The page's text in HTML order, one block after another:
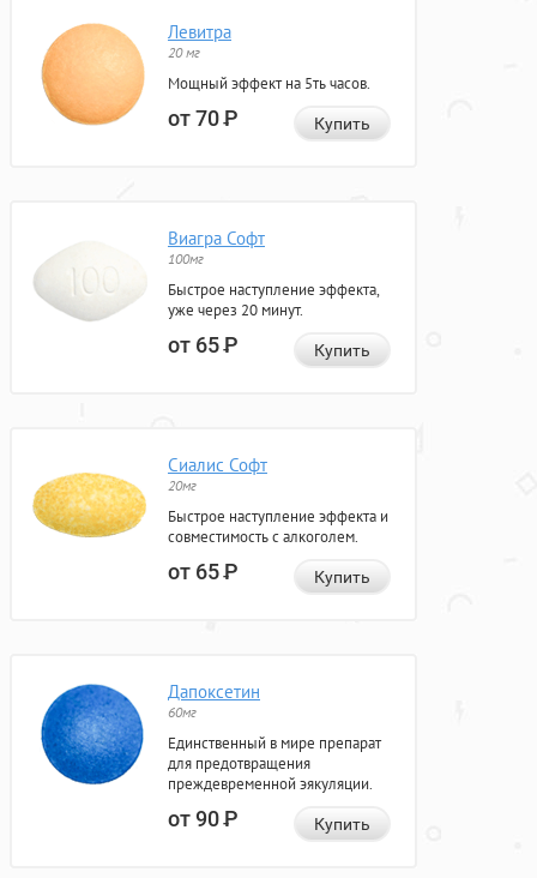
Левитра
20 мг
Мощный эффект на 5ть часов.
от 70Р Купить
Виагра Софт
100мг
Быстрое наступление эффекта,
уже через 20 минут.
от 65Р Купить
Сиалис Софт
20мг
Быстрое наступление эффекта и
совместимость с алкоголем.
от 65Р Купить
Дапоксетин
60мг
Единственный в мире препарат
для предотвращения
преждевременной эякуляции.
от 90Р Купить